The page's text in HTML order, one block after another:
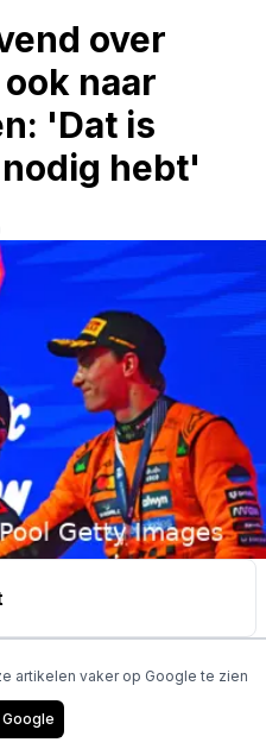
over
naar
'Dat is
hebt'
artikelen vaker op Google te zien